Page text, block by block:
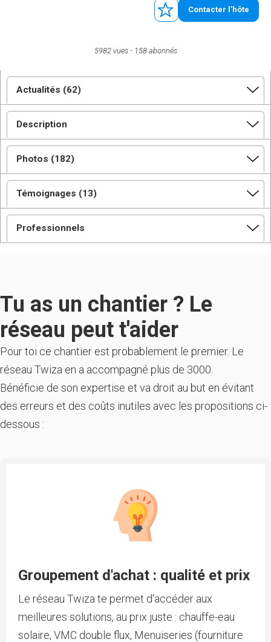
Contacter l'hôte
5982 vues 158 abonnés
Actualités (62)
Description
Photos (182)
Témoignages (13)
Professionnels
Tu as un chantier ? Le
réseau peut t'aider
Pour toi ce chantier est probablement le premier. Le
réseau Twiza en a accompagné plus de 3000.
Bénéficie de son expertise et va droit au but en évitant
des erreurs et des coûts inutiles avec les propositions ci-
dessous :
Groupement d'achat : qualité et prix
Le réseau Twiza te permet d'accéder aux
meilleures solutions, au prix juste : chauffe-eau
solaire, VMC double flux, Menuiseries (fourniture